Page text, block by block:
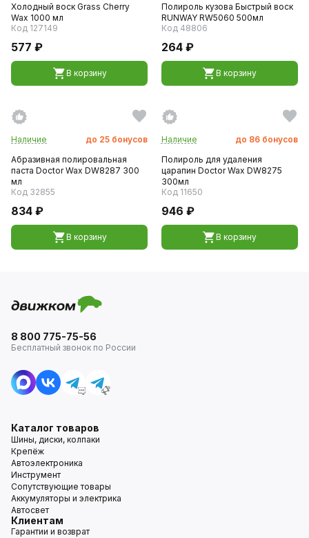
Холодный воск Grass Cherry
Wax 1000 мл
Код 127149
577 ₽
В корзину
Полироль кузова Быстрый воск
RUNWAY RW5060 500мл
Код 48806
264 ₽
В корзину
Наличие до 25 бонусов
Абразивная полировальная
паста Doctor Wax DW8287 300
мл
Код 32855
834 ₽
В корзину
Наличие до 86 бонусов
Полироль для удаления
царапин Doctor Wax DW8275
300мл
Код 11650
946 ₽
В корзину
8 800 775-75-56
Бесплатный звонок по России
Каталог товаров
Шины, диски, колпаки
Крепёж
Автоэлектроника
Инструмент
Сопутствующие товары
Аккумуляторы и электрика
Автосвет
Клиентам
Гарантии и возврат